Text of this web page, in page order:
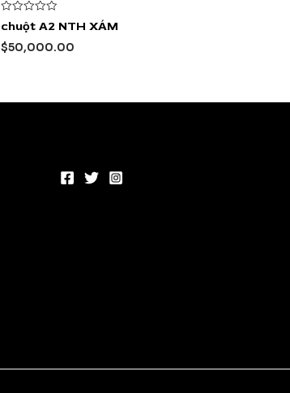
Được
xếp
hạng
0
chuột A2 NTH XÁM
$50,000.00